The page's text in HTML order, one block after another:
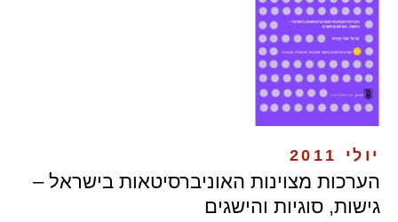
יולי 2011
הערכות מצוינות האוניברסיטאות בישראל –
גישות, סוגיות והישגים